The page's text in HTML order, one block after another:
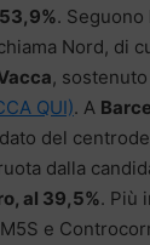
53,9%. Seguono
Nord, di
,
QUI). A
del
dalla
al 39,5%. Più
e